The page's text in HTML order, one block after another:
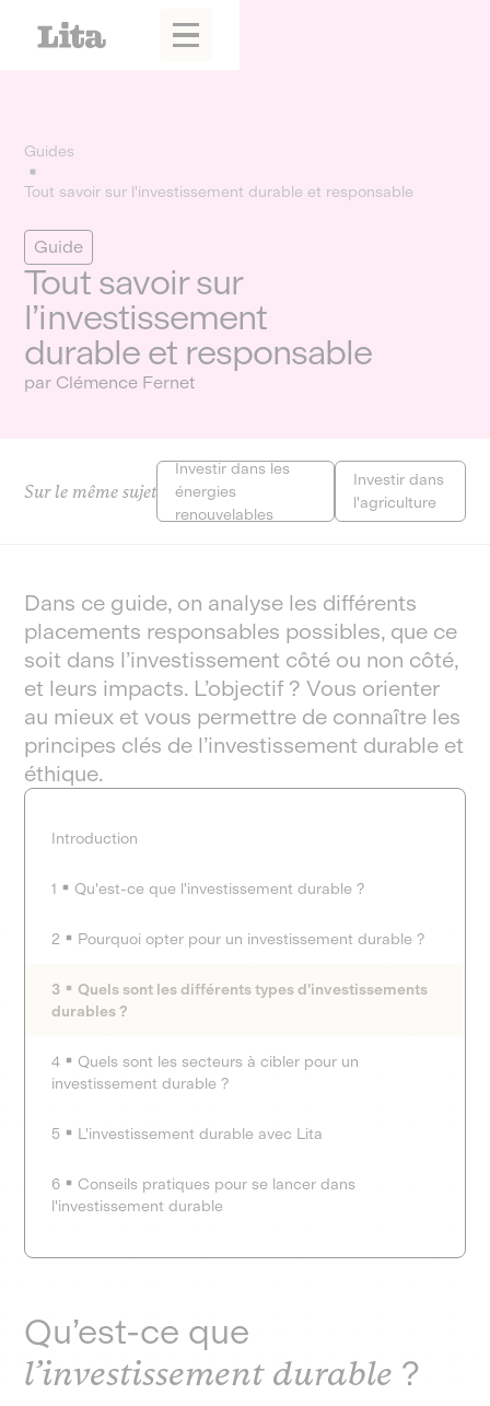
Guides
Tout savoir sur l'investissement durable et responsable
Guide
Tout savoir sur
l’investissement
durable et responsable
par Clémence Fernet
Sur le même sujet
Investir dans les
énergies
renouvelables
Investir dans
l'agriculture
Dans ce guide, on analyse les différents
placements responsables possibles, que ce
soit dans l’investissement côté ou non côté,
et leurs impacts. L’objectif ? Vous orienter
au mieux et vous permettre de connaître les
principes clés de l’investissement durable et
éthique.
Introduction
1 Qu'est-ce que l'investissement durable ?
2 Pourquoi opter pour un investissement durable ?
3
Quels sont les différents types d'investissements
durables ?
4
Quels sont les secteurs à cibler pour un
investissement durable ?
5 L'investissement durable avec Lita
6
Conseils pratiques pour se lancer dans
l'investissement durable
Qu’est-ce que
l’investissement durable ?